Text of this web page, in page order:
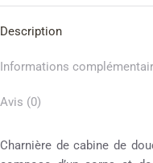
Description
Informations
Avis (0)
Charnière de cabine de